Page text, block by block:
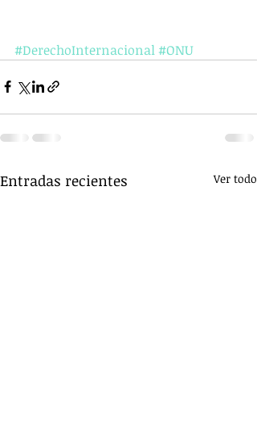
#DerechoInternacional#ONU
Entradas recientes Ver todo